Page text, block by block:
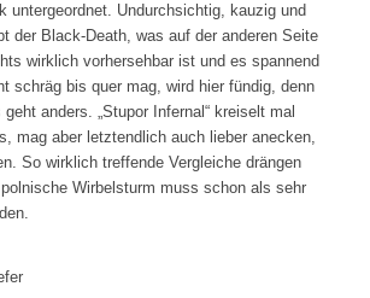
untergeordnet. Undurchsichtig, kauzig und
der Black-Death, was auf der anderen Seite
wirklich vorhersehbar ist und es spannend
schräg bis quer mag, wird hier fündig, denn
geht anders. „Stupor Infernal“ kreiselt mal
mag aber letztendlich auch lieber anecken,
So wirklich treffende Vergleiche drängen
Wirbelsturm muss schon als sehr